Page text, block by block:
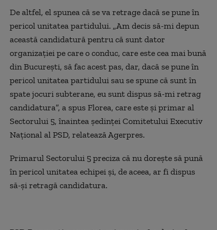
De altfel, el spunea că se va retrage dacă se pune în
pericol unitatea partidului. „Am decis să-mi depun
această candidatură pentru că sunt dator
organizaţiei pe care o conduc, care este cea mai bună
din Bucureşti, să fac acest pas, dar, dacă se pune în
pericol unitatea partidului sau se spune că sunt în
spate jocuri subterane, eu sunt dispus să-mi retrag
candidatura”, a spus Florea, care este şi primar al
Sectorului 5, înaintea şedinţei Comitetului Executiv
Naţional al PSD, relatează Agerpres.
Primarul Sectorului 5 preciza că nu doreşte să pună
în pericol unitatea echipei şi, de aceea, ar fi dispus
să-şi retragă candidatura.